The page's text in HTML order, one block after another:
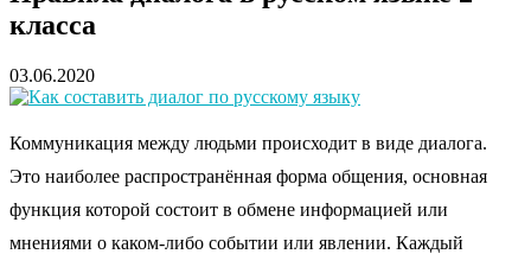
класса
03.06.2020
Коммуникация между людьми происходит в виде диалога.
Это наиболее распространённая форма общения, основная
функция которой состоит в обмене информацией или
мнениями о каком-либо событии или явлении. Каждый